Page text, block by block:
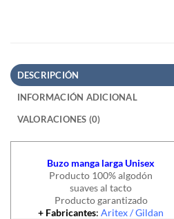
DESCRIPCIÓN
INFORMACIÓN ADICIONAL
VALORACIONES (0)
Buzo manga larga Unisex
Producto 100% algodón
suaves al tacto
Producto garantizado
+ Fabricantes:Aritex/Gildan